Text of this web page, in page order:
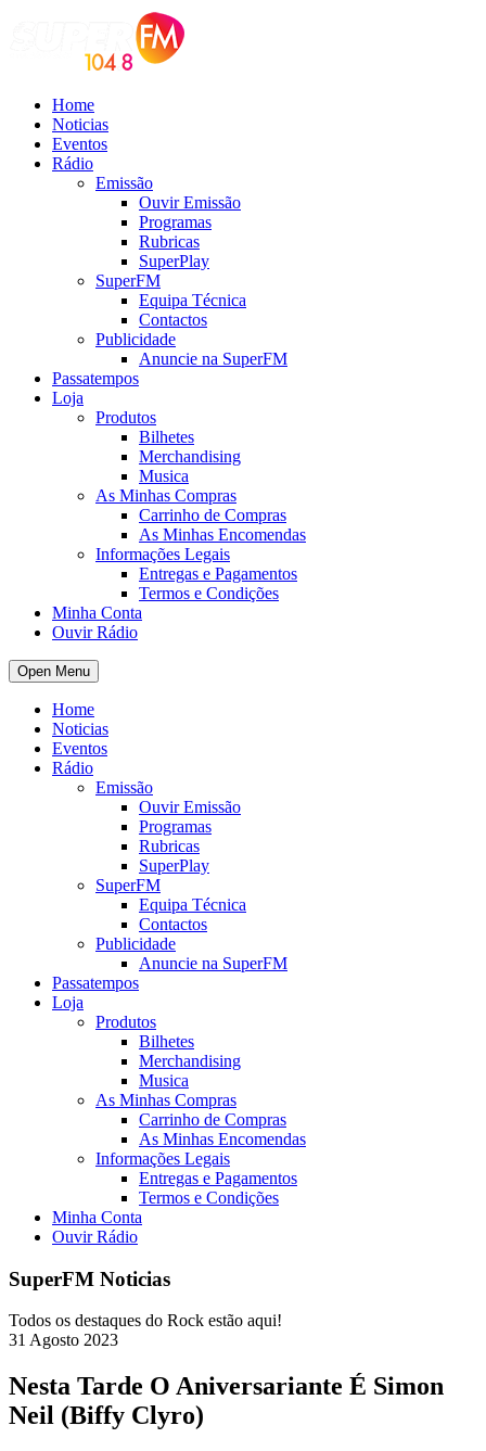
Home
Noticias
Eventos
Rádio
Emissão
Ouvir Emissão
Programas
Rubricas
SuperPlay
SuperFM
Equipa Técnica
Contactos
Publicidade
Anuncie na SuperFM
Passatempos
Loja
Produtos
Bilhetes
Merchandising
Musica
As Minhas Compras
Carrinho de Compras
As Minhas Encomendas
Informações Legais
Entregas e Pagamentos
Termos e Condições
Minha Conta
Ouvir Rádio
Open Menu
Home
Noticias
Eventos
Rádio
Emissão
Ouvir Emissão
Programas
Rubricas
SuperPlay
SuperFM
Equipa Técnica
Contactos
Publicidade
Anuncie na SuperFM
Passatempos
Loja
Produtos
Bilhetes
Merchandising
Musica
As Minhas Compras
Carrinho de Compras
As Minhas Encomendas
Informações Legais
Entregas e Pagamentos
Termos e Condições
Minha Conta
Ouvir Rádio
SuperFM Noticias
Todos os destaques do Rock estão aqui!
31 Agosto 2023
Nesta Tarde O Aniversariante É Simon
Neil (Biffy Clyro)